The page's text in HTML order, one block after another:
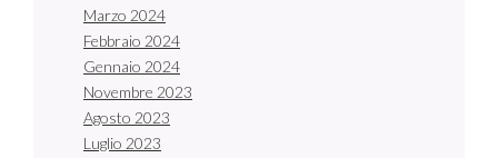
Marzo 2024
Febbraio 2024
Gennaio 2024
Novembre 2023
Agosto 2023
Luglio 2023